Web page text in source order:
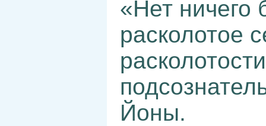
«Нет ничего
расколотое
Йоны.